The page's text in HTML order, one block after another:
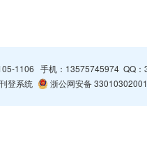
1106 手机： 13575745974QQ：
登系统 浙公网安备